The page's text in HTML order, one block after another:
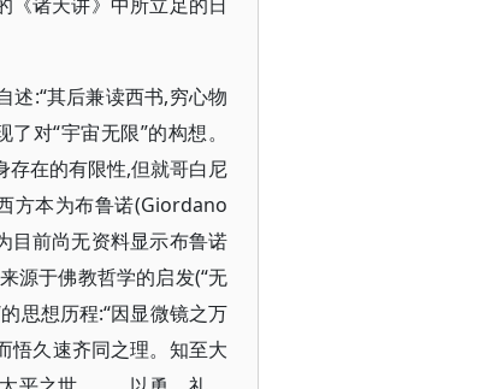
述:“其后兼读西书,穷心物
对“宇宙无限”的构想。
在的有限性,但就哥白尼
方本为布鲁诺(Giordano
目前尚无资料显示布鲁诺
源于佛教哲学的启发(“无
思想历程:“因显微镜之万
悟久速齐同之理。知至大